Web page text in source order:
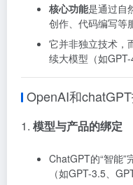
核心功能是通过自
创作、代码编写等
它并非独立技术，
续大模型（如
OpenAI和
1. 模型与产品的绑定
ChatGPT的“智能”
（如GPT-3.5、